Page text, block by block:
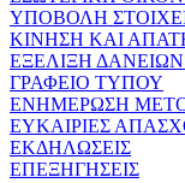
ΥΠΟΒΟΛΗ
ΚΙΝΗΣΗ ΚΑΙ
ΕΞΕΛΙΞΗ
ΓΡΑΦΕΙΟ ΤΥΠΟΥ
ΕΝΗΜΕΡΩΣΗ
ΕΥΚΑΙΡΙΕΣ
ΕΚΔΗΛΩΣΕΙΣ
ΕΠΕΞΗΓΗΣΕΙΣ